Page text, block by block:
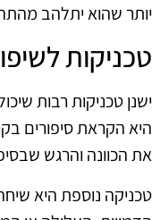
יותר שהוא יתלהב
טכניקות
ישנן טכניקות רבות
היא הקראת סיפורים
את הכוונה והרגש
טכניקה נוספת היא